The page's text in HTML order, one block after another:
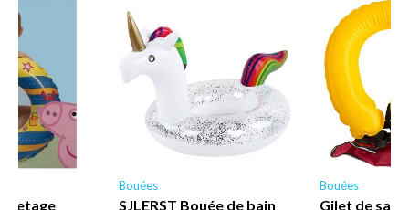
Bouées
SJLERST Bouée de bain
Bouées
Gilet de